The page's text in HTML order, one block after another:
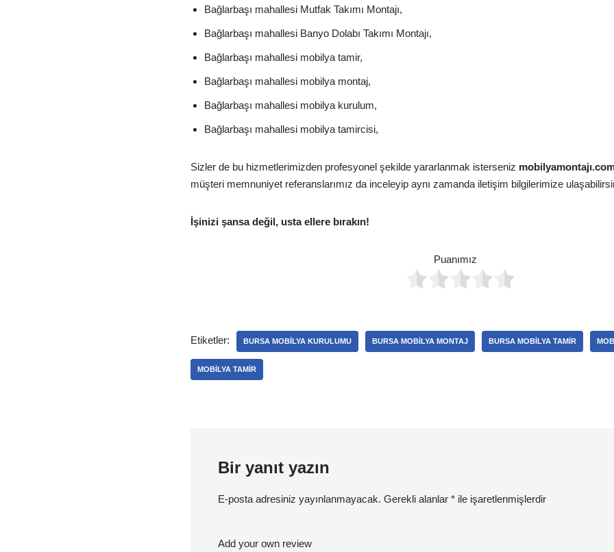
Bağlarbaşı mahallesi Mutfak Takımı Montajı,
Bağlarbaşı mahallesi Banyo Dolabı Takımı Montajı,
Bağlarbaşı mahallesi mobilya tamir,
Bağlarbaşı mahallesi mobilya montaj,
Bağlarbaşı mahallesi mobilya kurulum,
Bağlarbaşı mahallesi mobilya tamircisi,
Sizler de bu hizmetlerimizden profesyonel şekilde yararlanmak isterseniz
müşteri memnuniyet referanslarımız da inceleyip aynı zamanda iletişim bilgilerimize
İşinizi şansa değil, usta ellere bırakın!
Puanımız
Etiketler: BURSA MOBILYA KURULUMU BURSA MOBILYA MONTAJ BURSA MOBILYA TAMIR
MOBILYA TAMIR
Bir yanıt yazın
E-posta adresiniz yayınlanmayacak. Gerekli alanlar *ile işaretlenmişlerdir
Add your own review